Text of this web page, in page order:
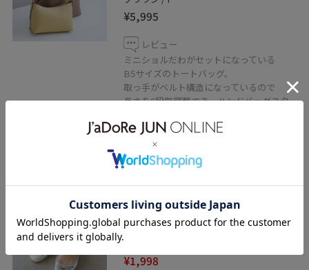
¥5,995
レビュー
ミニショルだわがセットになっている
B5サイズのトートバッグ。
取っ手がベルト構造になっているので
長さを6段階調整でき、ハンドバッグスタ
ショルダー両方できます！
【AIRina/エアリーナ】軽くてやわ
らかいバレエシューズ
¥1,998